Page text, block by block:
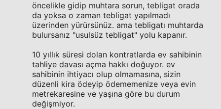
öncelikle gidip muhtara sorun, tebligat orada
da yoksa o zaman tebligat yapılmadı
üzerinden yürürsünüz. ama tebligatı muhtarda
bulursanız "usulsüz tebligat" yolu kapanır.
10 yıllık süresi dolan kontratlarda ev sahibinin
tahliye davası açma hakkı doğuyor. ev
sahibinin ihtiyacı olup olmamasına, sizin
düzenli kira ödeyip ödememenize veya evin
metrekaresine ve yaşına göre bu durum
değişmiyor.